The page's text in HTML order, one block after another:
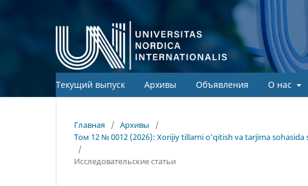
Текущий выпуск Архивы Объявления О нас
Главная / Архивы
/
Том 12 № 0012 (2026): Xorijiy tillarni o'qitish va tarjima
/
Исследовательские статьи